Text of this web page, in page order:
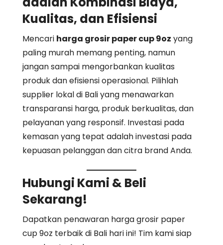
Kualitas, dan Efisiensi
Mencari harga grosir paper cup 9oz yang
paling murah memang penting, namun
jangan sampai mengorbankan kualitas
produk dan efisiensi operasional. Pilihlah
supplier lokal di Bali yang menawarkan
transparansi harga, produk berkualitas, dan
pelayanan yang responsif. Investasi pada
kemasan yang tepat adalah investasi pada
kepuasan pelanggan dan citra brand Anda.
Hubungi Kami &Beli
Sekarang!
Dapatkan penawaran harga grosir paper
cup 9oz terbaik di Bali hari ini! Tim kami siap